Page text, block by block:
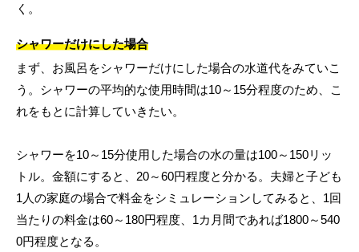
く。
シャワーだけにした場合
まず、お風呂をシャワーだけにした場合の水道代をみていこ
う。シャワーの平均的な使用時間は10～15分程度のため、こ
れをもとに計算していきたい。
シャワーを10～15分使用した場合の水の量は100～150リッ
トル。金額にすると、20～60円程度と分かる。夫婦と子ども
1人の家庭の場合で料金をシミュレーションしてみると、1回
当たりの料金は60～180円程度、1カ月間であれば1800～540
0円程度となる。